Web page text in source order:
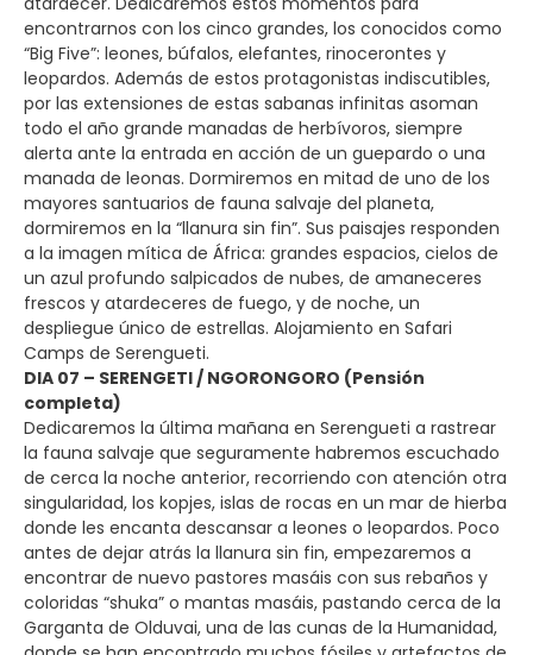
encontrarnos con los cinco grandes, los conocidos como
“Big Five”: leones, búfalos, elefantes, rinocerontes y
leopardos. Además de estos protagonistas indiscutibles,
por las extensiones de estas sabanas infinitas asoman
todo el año grande manadas de herbívoros, siempre
alerta ante la entrada en acción de un guepardo o una
manada de leonas. Dormiremos en mitad de uno de los
mayores santuarios de fauna salvaje del planeta,
dormiremos en la “llanura sin fin”. Sus paisajes responden
a la imagen mítica de África: grandes espacios, cielos de
un azul profundo salpicados de nubes, de amaneceres
frescos y atardeceres de fuego, y de noche, un
despliegue único de estrellas. Alojamiento en Safari
Camps de Serengueti.
DIA 07 – SERENGETI / NGORONGORO (Pensión
completa)
Dedicaremos la última mañana en Serengueti a rastrear
la fauna salvaje que seguramente habremos escuchado
de cerca la noche anterior, recorriendo con atención otra
singularidad, los kopjes, islas de rocas en un mar de hierba
donde les encanta descansar a leones o leopardos. Poco
antes de dejar atrás la llanura sin fin, empezaremos a
encontrar de nuevo pastores masáis con sus rebaños y
coloridas “shuka” o mantas masáis, pastando cerca de la
Garganta de Olduvai, una de las cunas de la Humanidad,